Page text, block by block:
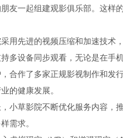
友一起组建观影俱乐部。这样
用先进的视频压缩和加速技术
多设备同步观看，无论是在手
合作了多家正规影视制作和发
的健康发展。
小草影院不断优化服务内容，
需求。